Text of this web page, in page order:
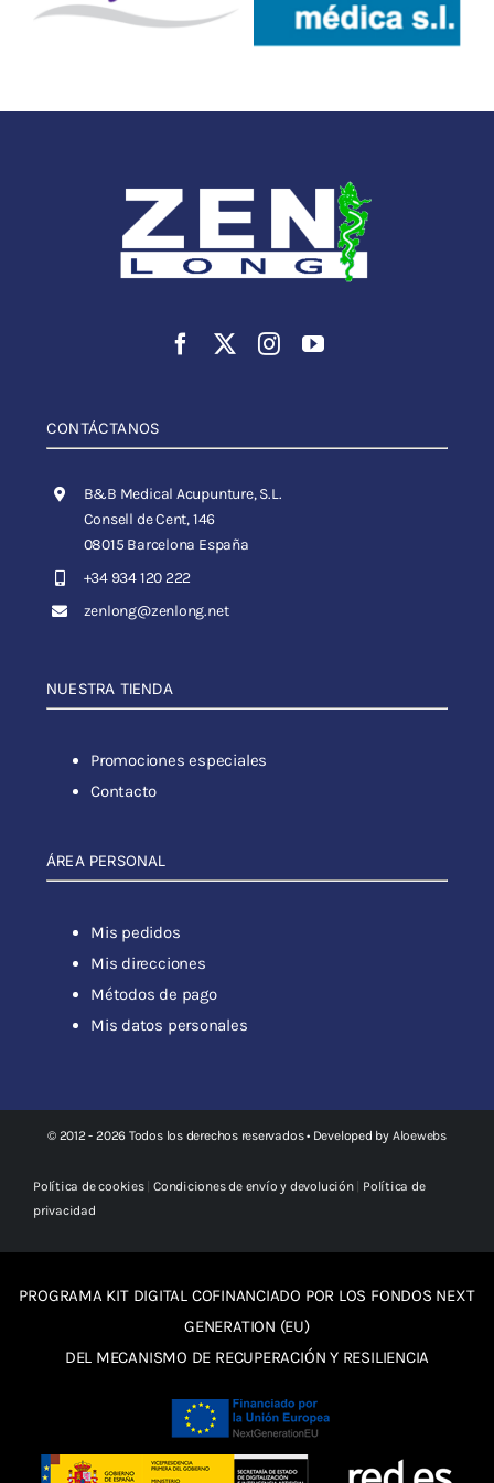
CONTÁCTANOS
B&B Medical Acupunture, S.L.
Consell de Cent, 146
08015 Barcelona España
+34 934 120 222
zenlong@zenlong.net
NUESTRA TIENDA
Promociones especiales
Contacto
ÁREA PERSONAL
Mis pedidos
Mis direcciones
Métodos de pago
Mis datos personales
© 2012 - 2026 Todos los derechos reservados • Developed by Aloewebs
Política de cookies|Condiciones de envío y devolución| Política de
privacidad
PROGRAMA KIT DIGITAL COFINANCIADO POR LOS FONDOS NEXT
GENERATION (EU)
DEL MECANISMO DE RECUPERACIÓN Y RESILIENCIA